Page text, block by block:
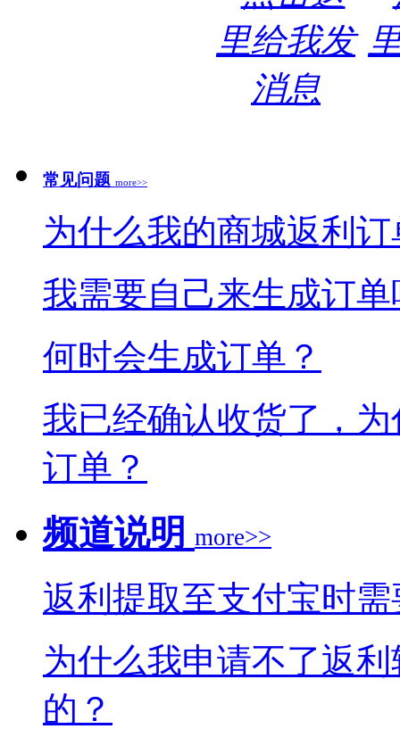
常见问题 more>>
为什么我的商城返利
我需要自己来生成订单
何时会生成订单？
我已经确认收货了，
订单？
频道说明 more>>
返利提取至支付宝时
为什么我申请不了返
的？